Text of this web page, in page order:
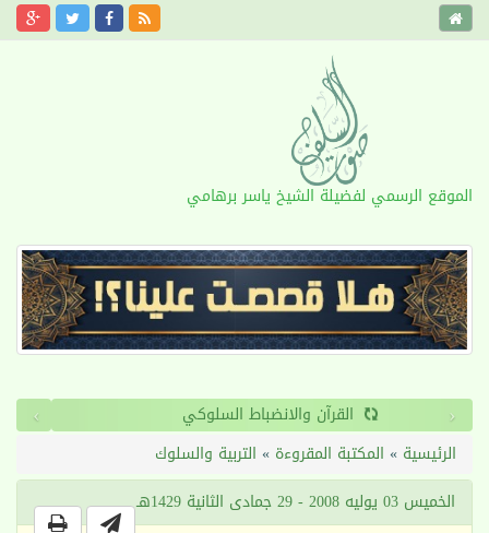
الموقع الرسمي لفضيلة الشيخ ياسر برهامي
القرآن والانضباط السلوكي ‹
›
الرئيسية » المكتبة المقروءة » التربية والسلوك
الخميس 03 يوليه 2008 - 29 جمادى الثانية 1429هـ